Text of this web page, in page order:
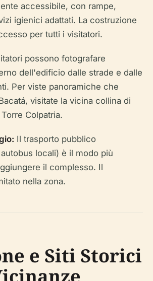
accessibile, con rampe,
igienici adattati. La costruzione
per tutti i visitatori.
possono fotografare
dell'edificio dalle strade e dalle
Per viste panoramiche che
visitate la vicina collina di
Colpatria.
Il trasporto pubblico
locali) è il modo più
il complesso. Il
nella zona.
e Siti Storici